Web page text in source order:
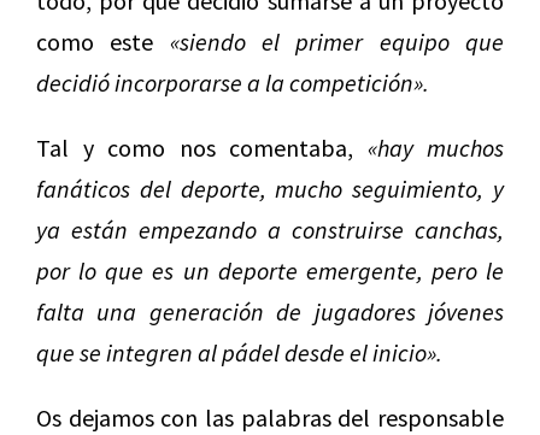
como este «siendo el primer equipo que
decidió incorporarse a la competición».
Tal y como nos comentaba, «hay muchos
fanáticos del deporte, mucho seguimiento, y
ya están empezando a construirse canchas,
por lo que es un deporte emergente, pero le
falta una generación de jugadores jóvenes
que se integren al pádel desde el inicio».
Os dejamos con las palabras del responsable